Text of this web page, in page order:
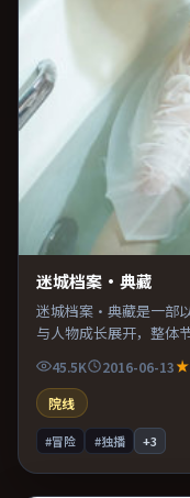
迷城档案·典藏
迷城档案·典藏是一部
与人物成长展开，整体
45.5K 2016-06-13
院线
#冒险 #独播 +3